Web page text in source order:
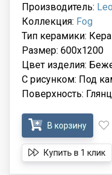
Производитель:
Коллекция: Fog
Тип керамики:
Размер: 600x1200
Цвет изделия:
С рисунком: Под
Поверхность:
В корзину
Купить в 1 клик